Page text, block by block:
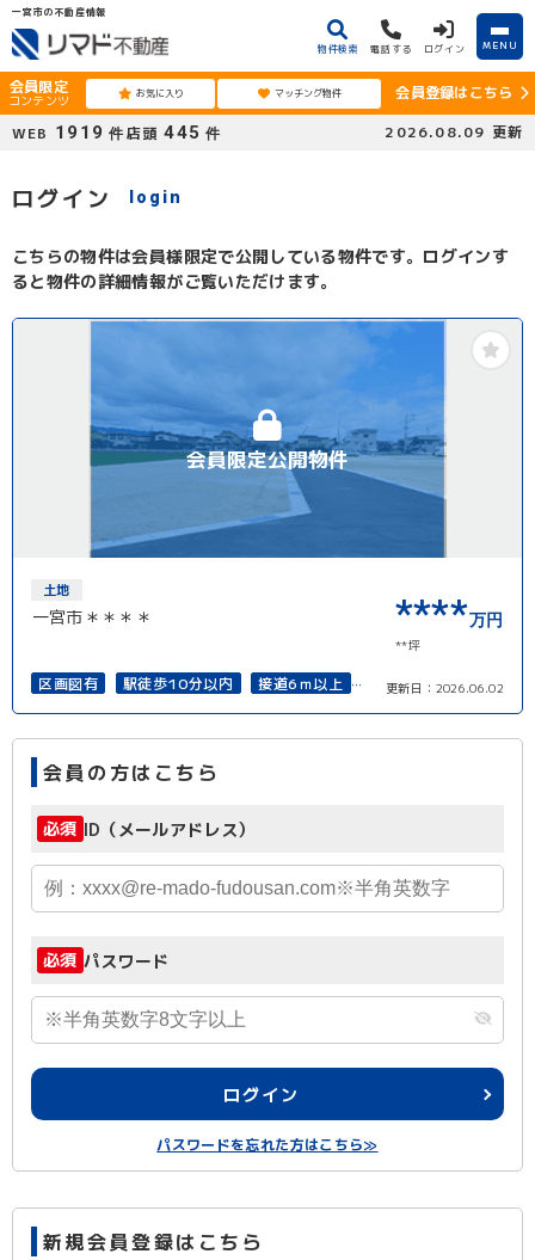
一宮市の不動産情報
物件検索 電話する ログイン MENU
会員限定
コンテンツ お気に入り マッチング物件
会員登録はこちら
WEB 1919 件 店頭 445 件 2026.08.09 更新
ログイン login
こちらの物件は会員様限定で公開している物件です。ログインす
ると物件の詳細情報がご覧いただけます。
会員限定公開物件
土地
一宮市＊＊＊＊ ****万円
**坪
区画図有 駅徒歩10分以内
接道6ｍ以上
更新日： 2026.06.02
会員の方はこちら
必須 ID（メールアドレス）
必須 パスワード
ログイン
パスワードを忘れた方はこちら≫
新規会員登録はこちら